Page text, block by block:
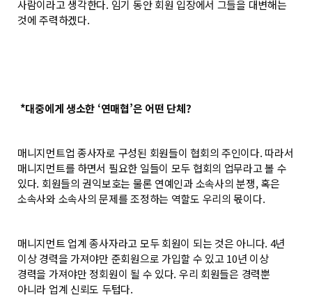
사람이라고 생각한다. 임기 동안 회원 입장에서 그들을 대변해는
것에 주력하겠다.
*대중에게 생소한 ‘연매협’은 어떤 단체?
매니지먼트업 종사자로 구성된 회원들이 협회의 주인이다. 따라서
매니지먼트를 하면서 필요한 일들이 모두 협회의 업무라고 볼 수
있다. 회원들의 권익보호는 물론 연예인과 소속사의 분쟁, 혹은
소속사와 소속사의 문제를 조정하는 역할도 우리의 몫이다.
매니지먼트 업계 종사자라고 모두 회원이 되는 것은 아니다. 4년
이상 경력을 가져야만 준회원으로 가입할 수 있고 10년 이상
경력을 가져야만 정회원이 될 수 있다. 우리 회원들은 경력뿐
아니라 업계 신뢰도 두텁다.